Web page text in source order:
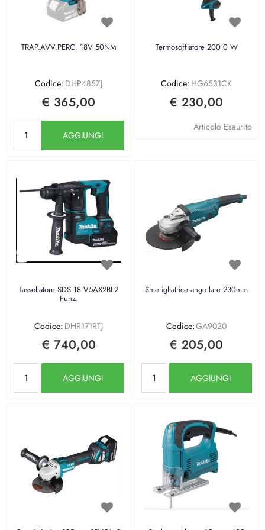
TRAP.AVV.PERC. 18V 50NM
Codice: DHP485ZJ
€ 365,00
AGGIUNGI
Termosoffiatore 200 0 W
Codice: HG6531CK
€ 230,00
Articolo Esaurito
Tassellatore SDS 18 V5AX2BL2
Funz.
Codice: DHR171RTJ
€ 740,00
AGGIUNGI
Smerigliatrice ango lare 230mm
Codice:GA9020
€ 205,00
AGGIUNGI